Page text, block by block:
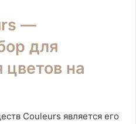
—
для
цветов на
Couleurs является его